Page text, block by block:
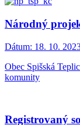
Národný
Dátum: 18. 10.
Obec Spišská
komunity
Registrovaný